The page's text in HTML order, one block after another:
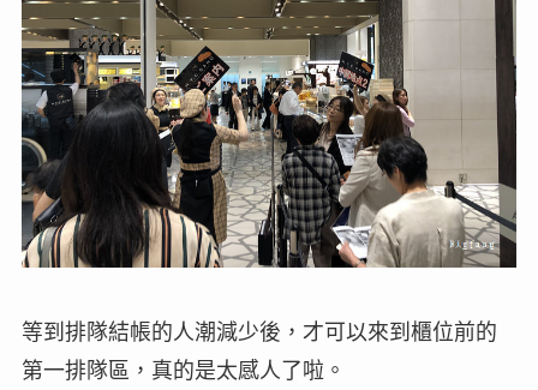
等到排隊結帳的人潮減少後，才可以來到櫃位前的
第一排隊區，真的是太感人了啦。